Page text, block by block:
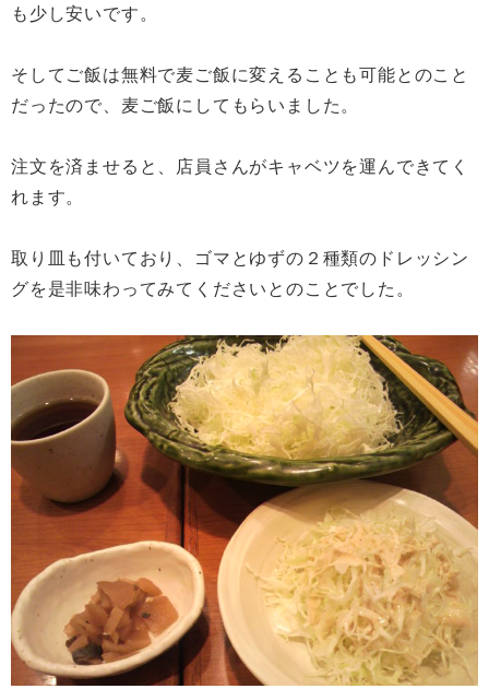
も少し安いです。
そしてご飯は無料で麦ご飯に変えることも可能とのこと
だったので、麦ご飯にしてもらいました。
注文を済ませると、店員さんがキャベツを運んできてく
れます。
取り皿も付いており、ゴマとゆずの２種類のドレッシン
グを是非味わってみてくださいとのことでした。